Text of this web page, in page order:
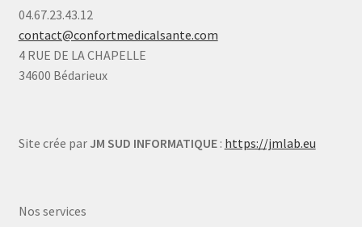
04.67.23.43.12
contact@confortmedicalsante.com
4 RUE DE LA CHAPELLE
34600 Bédarieux
Site crée par JM SUD INFORMATIQUE: https://jmlab.eu
Nos services